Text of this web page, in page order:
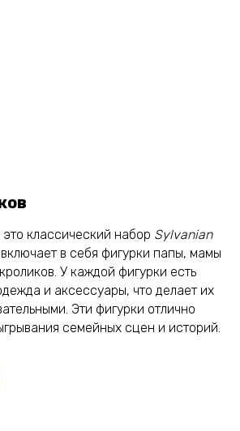
классический набор Sylvanian
в себя фигурки папы, мамы
У каждой фигурки есть
и аксессуары, что делает их
Эти фигурки отлично
семейных сцен и историй.